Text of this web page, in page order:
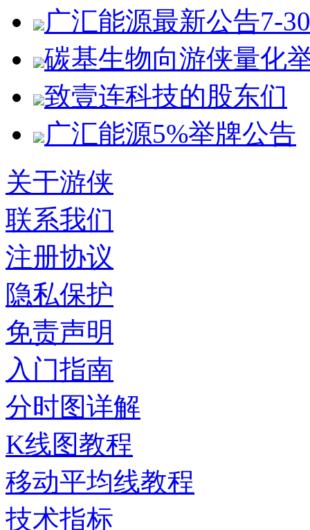
广汇能源最新公告7-30
碳基生物向游侠量化
致壹连科技的股东们
广汇能源5%举牌公告
关于游侠
联系我们
注册协议
隐私保护
免责声明
入门指南
分时图详解
K线图教程
移动平均线教程
技术指标